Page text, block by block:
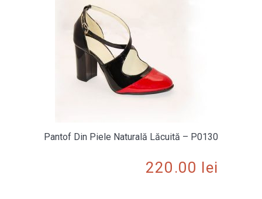
Pantof Din Piele Naturală Lăcuită – P0130
220.00 lei